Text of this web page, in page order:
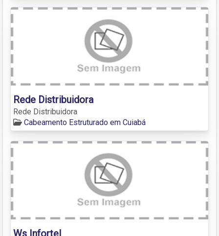
Rede Distribuidora
Rede Distribuidora
Cabeamento Estruturado em Cuiabá
Ws Infortel